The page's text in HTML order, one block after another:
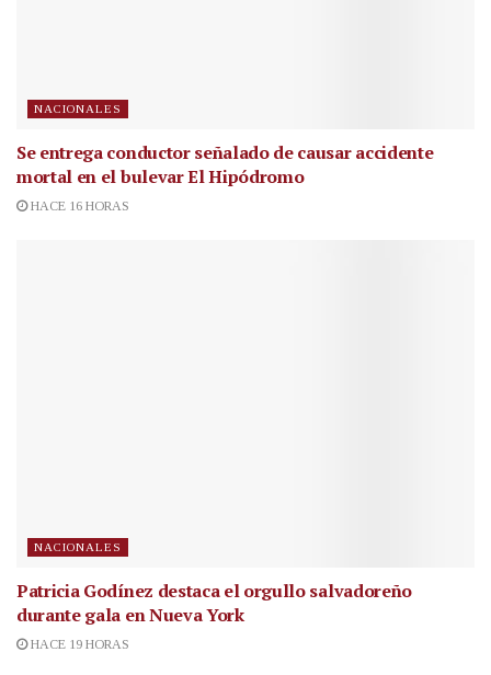
NACIONALES
Se entrega conductor señalado de causar accidente
mortal en el bulevar El Hipódromo
HACE 16 HORAS
NACIONALES
Patricia Godínez destaca el orgullo salvadoreño
durante gala en Nueva York
HACE 19 HORAS